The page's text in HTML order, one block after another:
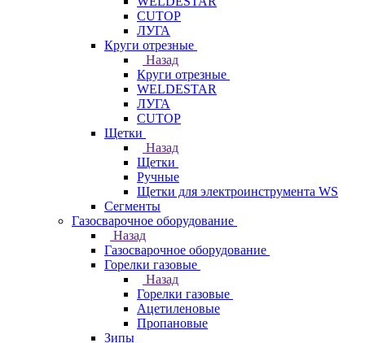
CUTOP
ЛУГА
Круги отрезные
Назад
Круги отрезные
WELDESTAR
ЛУГА
CUTOP
Щетки
Назад
Щетки
Ручные
Щетки для электроинструмента WS
Сегменты
Газосварочное оборудование
Назад
Газосварочное оборудование
Горелки газовые
Назад
Горелки газовые
Ацетиленовые
Пропановые
Зипы